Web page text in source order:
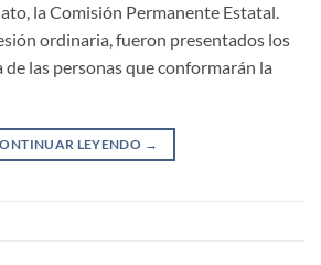
la Comisión Permanente Estatal.
ordinaria, fueron presentados los
de las personas que conformarán la
LEYENDO →